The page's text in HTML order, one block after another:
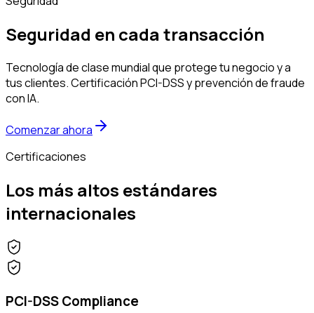
Seguridad en cada transacción
Tecnología de clase mundial que protege tu negocio y a
tus clientes. Certificación PCI-DSS y prevención de fraude
con IA.
Comenzar ahora
Certificaciones
Los más altos estándares
internacionales
PCI-DSS Compliance